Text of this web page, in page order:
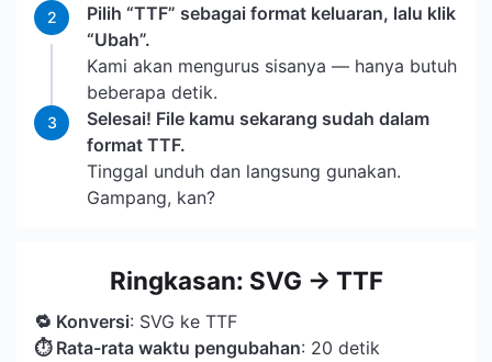
2
Pilih “TTF” sebagai format keluaran, lalu klik
“Ubah”.
Kami akan mengurus sisanya — hanya butuh
beberapa detik.
3
Selesai! File kamu sekarang sudah dalam
format TTF.
Tinggal unduh dan langsung gunakan.
Gampang, kan?
Ringkasan: SVG → TTF
🔁 Konversi: SVG ke TTF
⏱ Rata-rata waktu pengubahan: 20 detik